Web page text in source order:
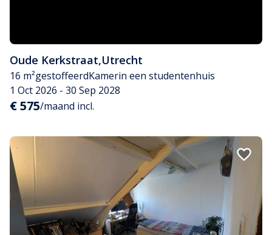
Oude Kerkstraat,Utrecht
16 m²gestoffeerdKamerin een studentenhuis
1 Oct 2026 - 30 Sep 2028
€ 575/maand incl.